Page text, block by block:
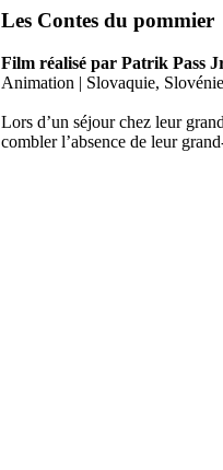
Les Contes du pommier
Film réalisé par Patrik Pass
Animation | Slovaquie,
Lors d’un séjour chez leur
combler l’absence de leur